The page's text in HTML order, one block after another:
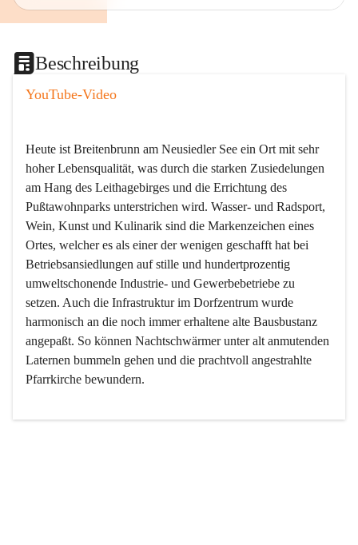
Beschreibung
YouTube-Video
Heute ist Breitenbrunn am Neusiedler See ein Ort mit sehr
hoher Lebensqualität, was durch die starken Zusiedelungen
am Hang des Leithagebirges und die Errichtung des
Pußtawohnparks unterstrichen wird. Wasser- und Radsport,
Wein, Kunst und Kulinarik sind die Markenzeichen eines
Ortes, welcher es als einer der wenigen geschafft hat bei
Betriebsansiedlungen auf stille und hundertprozentig
umweltschonende Industrie- und Gewerbebetriebe zu
setzen. Auch die Infrastruktur im Dorfzentrum wurde
harmonisch an die noch immer erhaltene alte Bausbustanz
angepaßt. So können Nachtschwärmer unter alt anmutenden
Laternen bummeln gehen und die prachtvoll angestrahlte
Pfarrkirche bewundern.
Der Weinbau dominert heute nicht mehr, ist aber integrativer